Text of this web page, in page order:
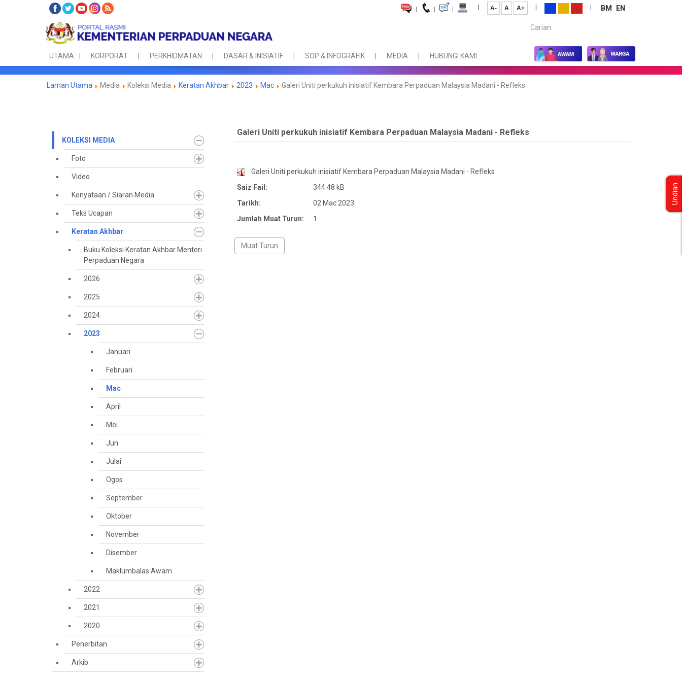
| | | | A- A A+ | | BM
EN
Carian...
UTAMA KORPORAT PERKHIDMATAN DASAR & INISIATIF SOP & INFOGRAFIK MEDIA HUBUNGI KAMI
Laman Utama Media Koleksi Media Keratan Akhbar 2023 Mac Galeri Uniti perkukuh inisiatif Kembara Perpaduan Malaysia Madani - Refleks
KOLEKSI MEDIA
Foto
Video
Kenyataan / Siaran Media
Teks Ucapan
Keratan Akhbar
Buku Koleksi Keratan Akhbar Menteri
Perpaduan Negara
2026
2025
2024
2023
Januari
Februari
Mac
April
Mei
Jun
Julai
Ogos
September
Oktober
November
Disember
Maklumbalas Awam
2022
2021
2020
Penerbitan
Arkib
Galeri Uniti perkukuh inisiatif Kembara Perpaduan Malaysia Madani - Refleks
Galeri Uniti perkukuh inisiatif Kembara Perpaduan Malaysia Madani - Refleks
Saiz Fail:
344.48 kB
Tarikh:
02 Mac 2023
Jumlah Muat Turun:
1
Undian